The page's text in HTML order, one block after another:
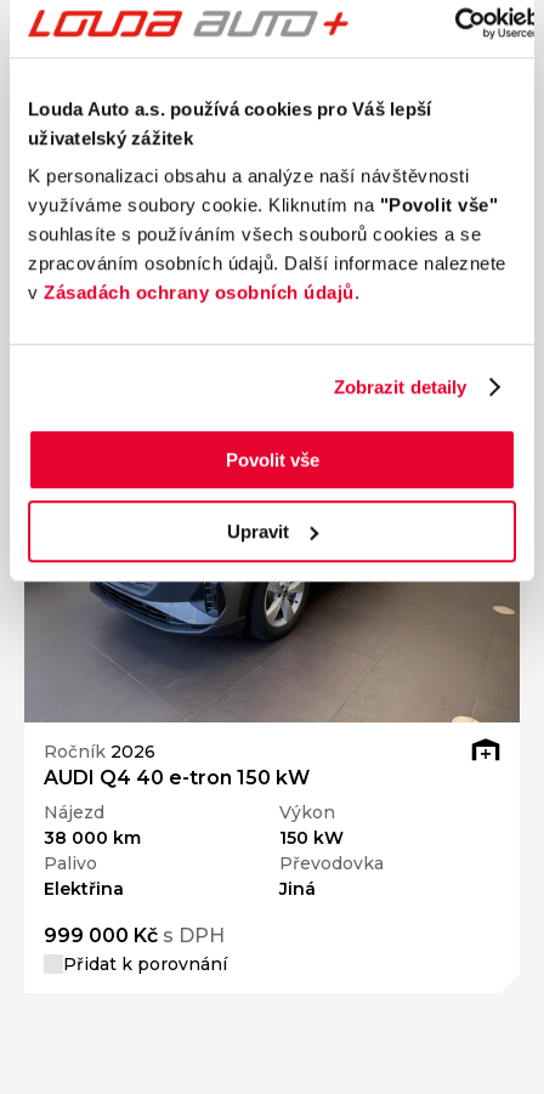
Louda Auto a.s. používá cookies pro Váš lepší
uživatelský zážitek
K personalizaci obsahu a analýze naší návštěvnosti
využíváme soubory cookie. Kliknutím na "Povolit vše"
souhlasíte s používáním všech souborů cookies a se
zpracováním osobních údajů. Další informace naleznete
v Zásadách ochrany osobních údajů.
Zobrazit detaily
Povolit vše
Upravit
AUDI Q4 40 e-tron 150 kW
Nájezd
45 000 km
150 kW
Palivo
Elektřina
Převodovka
Jiná
999 000 Kčs DPH
Přidat k porovnání
Ročník 2026
AUDI Q4 40 e-tron 150 kW
Nájezd
38 000 km
Výkon
150 kW
Palivo
Elektřina
Převodovka
Jiná
999 000 Kč s DPH
Přidat k porovnání